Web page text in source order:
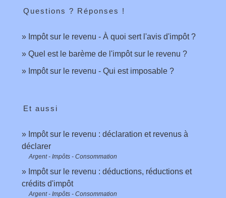
Questions ? Réponses !
Impôt sur le revenu - À quoi sert l'avis d'impôt ?
Quel est le barème de l'impôt sur le revenu ?
Impôt sur le revenu - Qui est imposable ?
Et aussi
Impôt sur le revenu : déclaration et revenus à
déclarer
Argent - Impôts - Consommation
Impôt sur le revenu : déductions, réductions et
crédits d'impôt
Argent - Impôts - Consommation